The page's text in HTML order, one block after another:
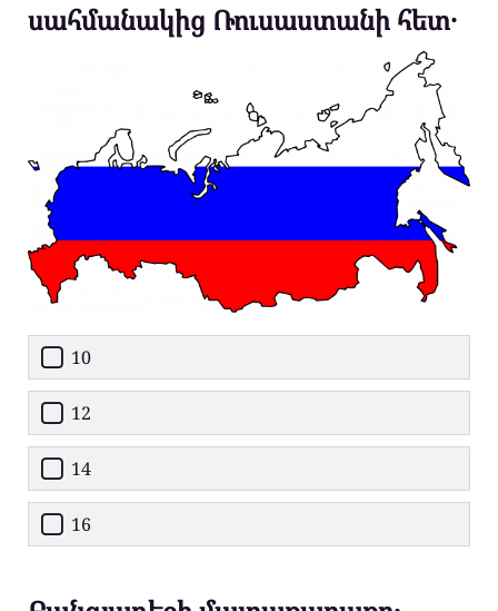
սահմանակից Ռուսաստանի հետ․
10
12
14
16